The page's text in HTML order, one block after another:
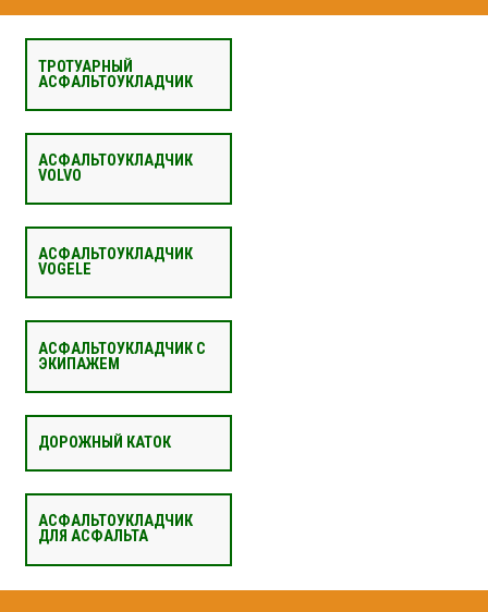
ТРОТУАРНЫЙ
АСФАЛЬТОУКЛАДЧИК
АСФАЛЬТОУКЛАДЧИК
VOLVO
АСФАЛЬТОУКЛАДЧИК
VOGELE
АСФАЛЬТОУКЛАДЧИК С
ЭКИПАЖЕМ
ДОРОЖНЫЙ КАТОК
АСФАЛЬТОУКЛАДЧИК
ДЛЯ АСФАЛЬТА